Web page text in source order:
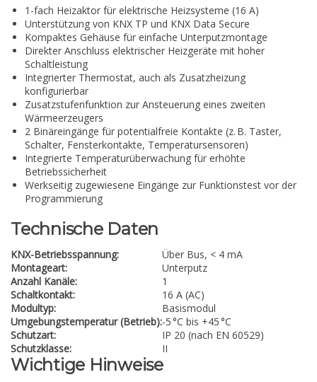
1-fach Heizaktor für elektrische Heizsysteme (16 A)
Unterstützung von KNX TP und KNX Data Secure
Kompaktes Gehäuse für einfache Unterputzmontage
Direkter Anschluss elektrischer Heizgeräte mit hoher
Schaltleistung
Integrierter Thermostat, auch als Zusatzheizung
konfigurierbar
Zusatzstufenfunktion zur Ansteuerung eines zweiten
Wärmeerzeugers
2 Binäreingänge für potentialfreie Kontakte (z. B. Taster,
Schalter, Fensterkontakte, Temperatursensoren)
Integrierte Temperaturüberwachung für erhöhte
Betriebssicherheit
Werkseitig zugewiesene Eingänge zur Funktionstest vor der
Programmierung
Technische Daten
KNX-Betriebsspannung:
Über Bus, < 4 mA
Montageart:
Unterputz
Anzahl Kanäle:
1
Schaltkontakt:
16 A (AC)
Modultyp:
Basismodul
Umgebungstemperatur (Betrieb):-5 °C bis +45 °C
Schutzart:
IP 20 (nach EN 60529)
Schutzklasse:
II
Wichtige Hinweise